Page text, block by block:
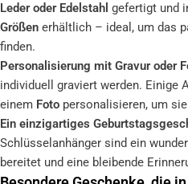
Leder oder Edelstahl gefertigt und
Größen erhältlich – ideal, um das
finden.
Personalisierung mit Gravur oder
individuell graviert werden. Einige
einem Foto personalisieren, um
Ein einzigartiges
Schlüsselanhänger sind ein
bereitet und eine bleibende